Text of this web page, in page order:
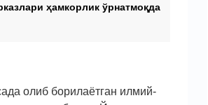
ҳамкорлик ўрнатмоқда
олиб борилаётган илмий-